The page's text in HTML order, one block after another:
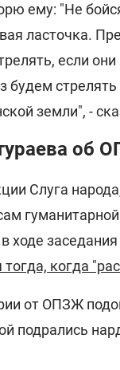
ему: "Не
ласточка.
если
будем стрелять
земли", -
об
Слуга
ходе
тогда, когда
от ОПЗЖ
подрались